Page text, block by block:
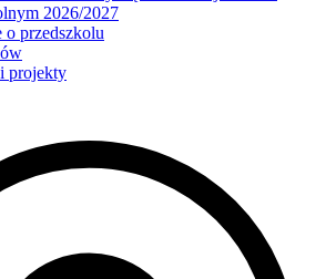
2026/2027
o przedszkolu
projekty